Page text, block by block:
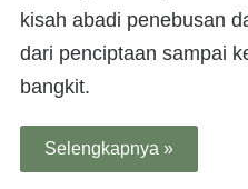
kisah abadi penebusan
dari penciptaan sampai
bangkit.
Selengkapnya »